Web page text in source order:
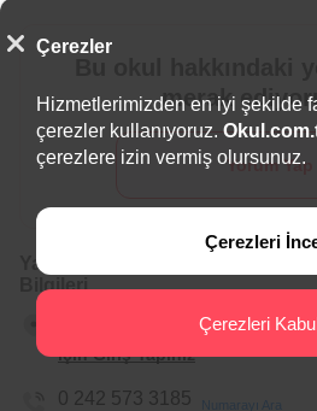
merak
Yorum Yap
Yakacık Mehmet Oğuz Galadran
Bilgileri
Antalya, Gazipaşa, Yakacık
için Giriş Yapınız
0 242 573 3185 Numarayı Ara
Çerezler
Hizmetlerimizden en iyi şekilde
çerezler kullanıyoruz.
çerezlere izin vermiş olursunuz.
Çerezleri
Çerezleri